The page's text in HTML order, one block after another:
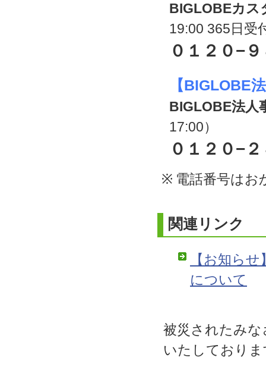
BIGLOBEカ
19:00 365日受
０１２０−
【BIGLOBE
BIGLOBE法人
17:00）
０１２０−
※ 電話番号はお
関連リンク
【お知ら
について
被災されたみ
いたしており